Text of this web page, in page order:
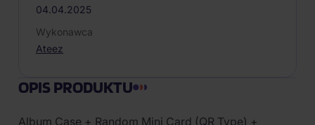
04.04.2025
Wykonawca
Ateez
OPIS PRODUKTU
Album Case + Random Mini Card (QR Type) +